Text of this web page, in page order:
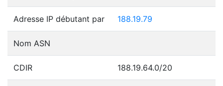
Adresse IP débutant par 188.19.79
Nom ASN
CDIR 188.19.64.0/20